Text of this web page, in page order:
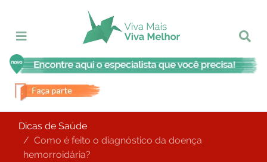
Dicas de Saúde
Como é feito o diagnóstico da doença
hemorroidária?